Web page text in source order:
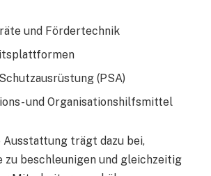
und Fördertechnik
(PSA)
und Organisationshilfsmittel
Ausstattung trägt dazu bei,
zu beschleunigen und gleichzeitig